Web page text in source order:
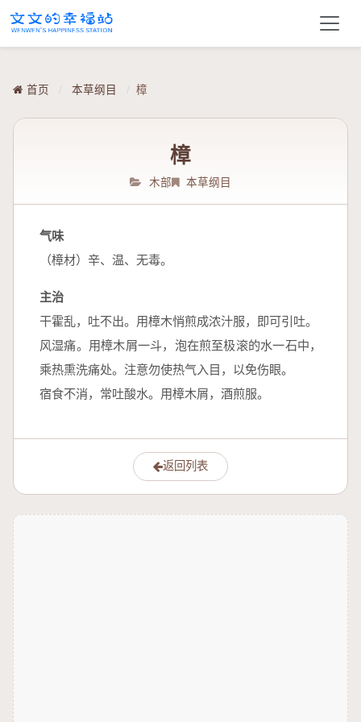
首页 / 本草纲目 / 樟
樟
木部 本草纲目
气味
（樟材）辛、温、无毒。
主治
干霍乱，吐不出。用樟木悄煎成浓汁服，即可引吐。
风湿痛。用樟木屑一斗，泡在煎至极滚的水一石中，
乘热熏洗痛处。注意勿使热气入目，以免伤眼。
宿食不消，常吐酸水。用樟木屑，酒煎服。
返回列表